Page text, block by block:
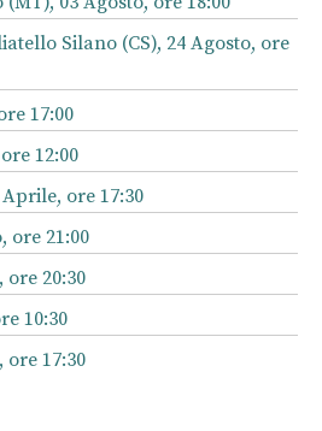
Silano (CS), 24 Agosto, ore
17:00
12:00
ore 17:30
ore 21:00
ore 20:30
10:30
ore 17:30